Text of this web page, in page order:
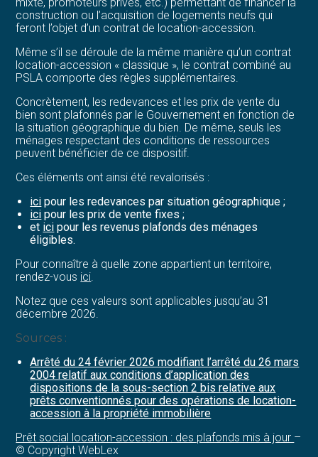
construction ou l’acquisition de logements neufs qui
feront l’objet d’un contrat de location-accession.
Même s’il se déroule de la même manière qu’un contrat
location-accession « classique », le contrat combiné au
PSLA comporte des règles supplémentaires.
Concrètement, les redevances et les prix de vente du
bien sont plafonnés par le Gouvernement en fonction de
la situation géographique du bien. De même, seuls les
ménages respectant des conditions de ressources
peuvent bénéficier de ce dispositif.
Ces éléments ont ainsi été revalorisés :
ici pour les redevances par situation géographique ;
ici pour les prix de vente fixes ;
et ici pour les revenus plafonds des ménages
éligibles.
Pour connaître à quelle zone appartient un territoire,
rendez-vous ici
Notez que ces valeurs sont applicables jusqu’au 31
décembre 2026.
Sources :
Arrêté du 24 février 2026 modifiant l’arrêté du 26 mars
2004 relatif aux conditions d’application des
dispositions de la sous-section 2 bis relative aux
prêts conventionnés pour des opérations de location-
accession à la propriété immobilière
Prêt social location-accession : des plafonds mis à jour –
© Copyright WebLex